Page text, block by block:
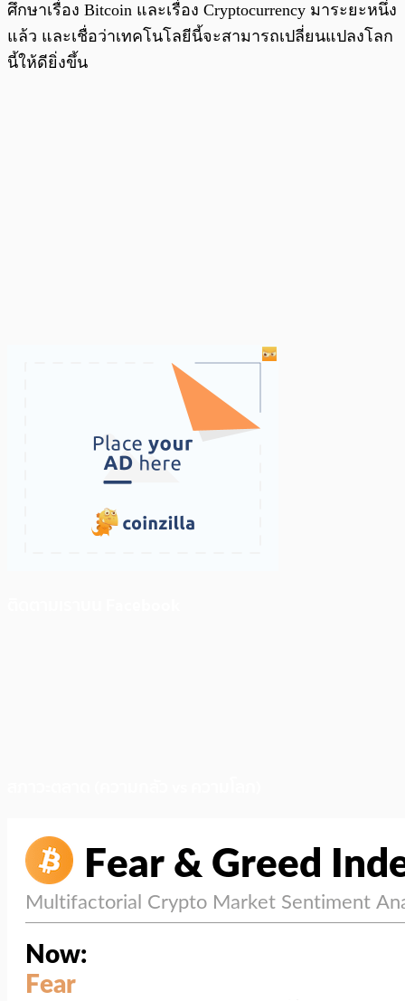
ศึกษาเรื่อง Bitcoin และเรื่อง Cryptocurrency มาระยะหนึ่ง
แล้ว และเชื่อว่าเทคโนโลยีนี้จะสามารถเปลี่ยนแปลงโลก
นี้ให้ดียิ่งขึ้น